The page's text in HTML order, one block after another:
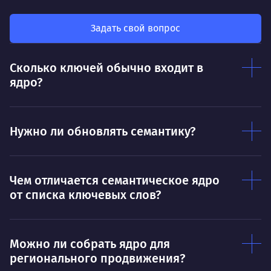
Делает так, чтобы результат работы всех
был больше, чем сумма результатов
Нравится
О работе
Ты — это то, что ты делаешь. Этим всё
Задать свой вопрос
Сколько ключей обычно входит в
ядро?
Нужно ли обновлять семантику?
Чем отличается семантическое ядро
от списка ключевых слов?
Можно ли собрать ядро для
регионального продвижения?